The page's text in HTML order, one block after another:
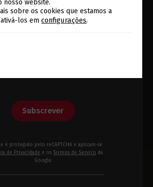
*
Subscrever
é protegido pelo reCAPTCHA e aplicam-se
de Privacidade e os Termos de Serviço da
Google.
Alterar a Língua
nosso website.
sobre os cookies que estamos a
los emconfigurações.